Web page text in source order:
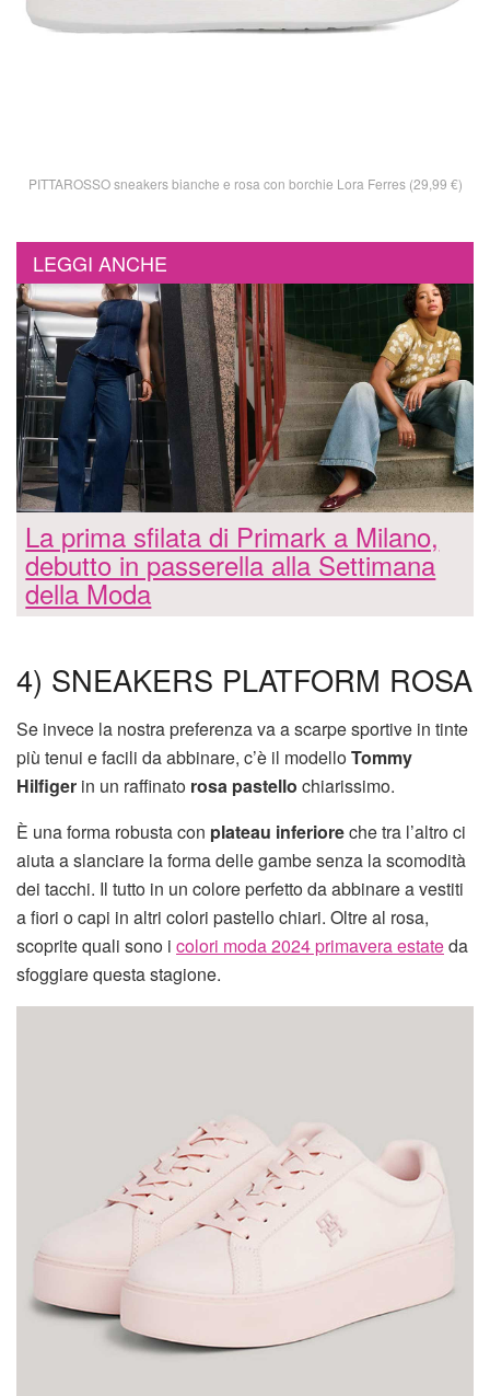
PITTAROSSO sneakers bianche e rosa con borchie Lora Ferres (29,99 €)
LEGGI ANCHE
La prima sfilata di Primark a Milano,
debutto in passerella alla Settimana
della Moda
4) SNEAKERS PLATFORM ROSA
Se invece la nostra preferenza va a scarpe sportive in tinte
più tenui e facili da abbinare, c’è il modelloTommy
Hilfiger in un raffinato rosa pastello chiarissimo.
È una forma robusta con plateau inferioreche tra l’altro ci
aiuta a slanciare la forma delle gambe senza la scomodità
dei tacchi. Il tutto in un colore perfetto da abbinare a vestiti
a fiori o capi in altri colori pastello chiari. Oltre al rosa,
scoprite quali sono i colori moda 2024 primavera estateda
sfoggiare questa stagione.